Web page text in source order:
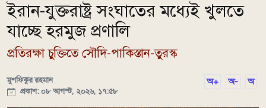
ইরান-যুক্তরাষ্ট্র সংঘাতের মধ্যেই খুলতে
যাচ্ছে হরমুজ প্রণালি
প্রতিরক্ষা চুক্তিতে সৌদি-পাকিস্তান-তুরস্ক
মুশফিকুর রহমান
প্রকাশ: ০৮ আগস্ট, ২০২৬, ১৭:৫৮
অ+ অ- অ